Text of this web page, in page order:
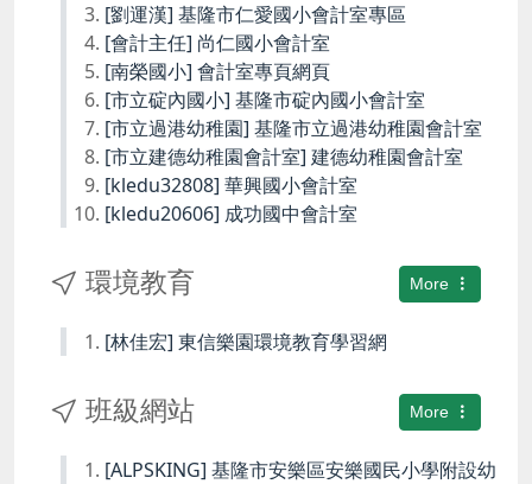
[劉運漢] 基隆市仁愛國小會計室專區
[會計主任] 尚仁國小會計室
[南榮國小] 會計室專頁網頁
[市立碇內國小] 基隆市碇內國小會計室
[市立過港幼稚園] 基隆市立過港幼稚園會計室
[市立建德幼稚園會計室] 建德幼稚園會計室
[kledu32808] 華興國小會計室
[kledu20606] 成功國中會計室
More
環境教育
[林佳宏] 東信樂園環境教育學習網
More
班級網站
[ALPSKING] 基隆市安樂區安樂國民小學附設幼